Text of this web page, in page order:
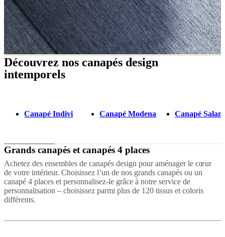
Découvrez nos canapés design
intemporels
Canapé Indivi Canapé Modena Canapé
Grands canapés et canapés 4 places
Achetez des ensembles de canapés design pour aménager le cœur
de votre intérieur. Choisissez l’un de nos grands canapés ou un
canapé 4 places et personnalisez-le grâce à notre service de
personnalisation – choisissez parmi plus de 120 tissus et coloris
différents.